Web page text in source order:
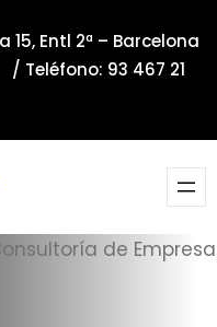
Entl 2ª – Barcelona
/ Teléfono: 93 467 21